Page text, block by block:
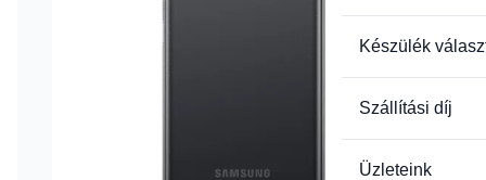
Készülék
Szállítási díj
Üzleteink